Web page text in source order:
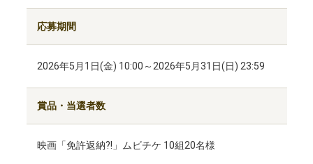
応募期間
2026年5月1日(金) 10:00～2026年5月31日(日) 23:59
賞品・当選者数
映画「免許返納?!」ムビチケ 10組20名様